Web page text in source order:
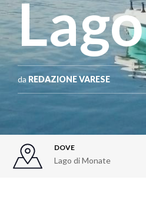
da REDAZIONE VARESE
DOVE
Lago di Monate